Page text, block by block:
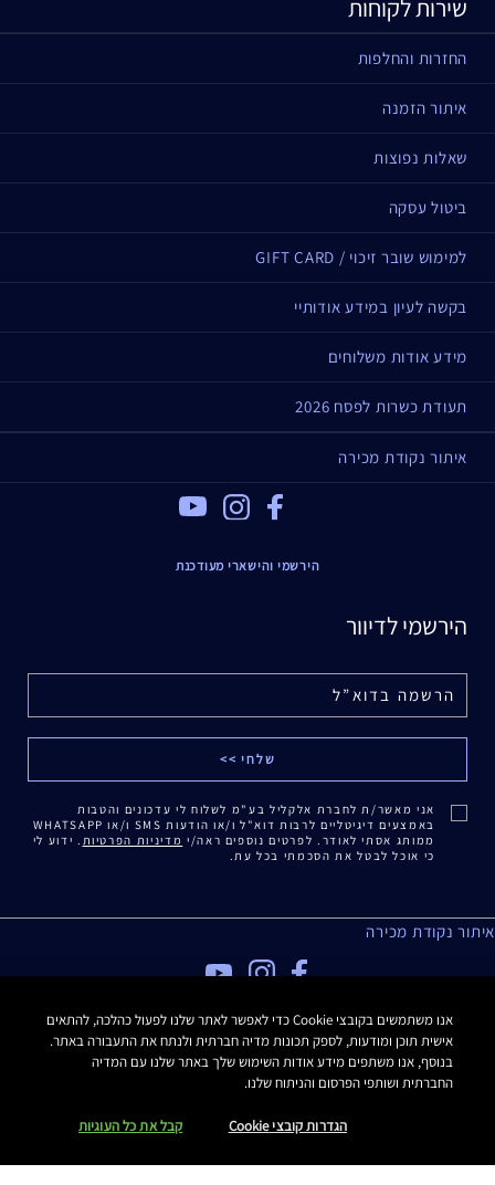
שירות לקוחות
החזרות והחלפות
איתור הזמנה
שאלות נפוצות
ביטול עסקה
למימוש שובר זיכוי / GIFT CARD
בקשה לעיון במידע אודותיי
מידע אודות משלוחים
תעודת כשרות לפסח 2026
איתור נקודת מכירה
Facebook
הירשמי והישארי מעודכנת
הירשמי לדיוור
אני מאשר/ת לחברת אלקליל בע"מ לשלוח לי עדכונים והטבות
באמצעים דיגיטליים לרבות דוא"ל ו/או הודעות SMS ו/או WHATSAPP
ממותג אסתי לאודר. לפרטים נוספים ראה/י מדיניות הפרטיות . ידוע לי
כי אוכל לבטל את הסכמתי בכל עת.
איתור נקודת מכירה
מדיניות פרטיות
תנאי שימוש
תקנון האתר
הצהרת נגישות
אנו משתמשים בקובצי Cookie כדי לאפשר לאתר שלנו לפעול כהלכה, להתאים
אישית תוכן ומודעות, לספק תכונות מדיה חברתית ולנתח את התעבורה באתר.
בנוסף, אנו משתפים מידע אודות השימוש שלך באתר שלנו עם המדיה
החברתית ושותפי הפרסום והניתוח שלנו.
הגדרות קובצי Cookie קבל את כל העוגיות